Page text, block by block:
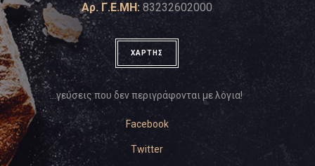
Αρ. Γ.Ε.ΜΗ: 83232602000
ΧΑΡΤΗΣ
…γεύσεις που δεν περιγράφονται με λόγια!
Facebook
Twitter